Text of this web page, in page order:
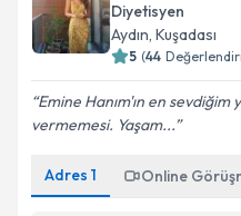
Diyetisyen
Aydın, Kuşadası
5 (44
Emine Hanım'ın en sevdiğim
vermemesi. Yaşam...
Adres 1 Online